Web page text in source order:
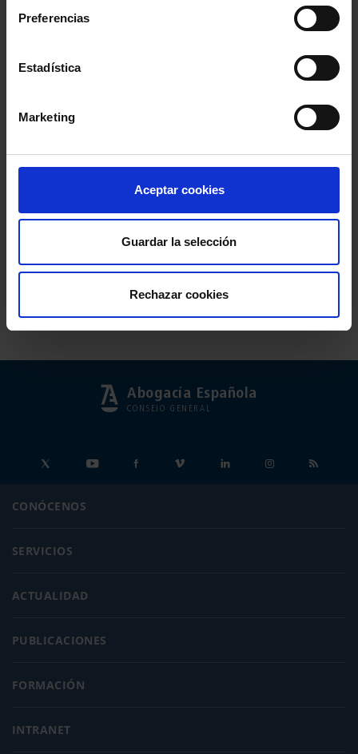
Preferencias
Estadística
Marketing
Aceptar cookies
Guardar la selección
Rechazar cookies
Abogacía Española
CONSEJO GENERAL
CONÓCENOS
SERVICIOS
ACTUALIDAD
PUBLICACIONES
FORMACIÓN
INTRANET